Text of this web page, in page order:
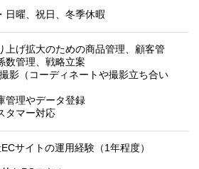
日曜、祝日、冬季休暇
上げ拡大のための商品管理、顧客管
数管理、戦略立案
撮影（コーディネートや撮影立ち合い
管理やデータ登録
タマー対応
サイトの運用経験（1年程度）